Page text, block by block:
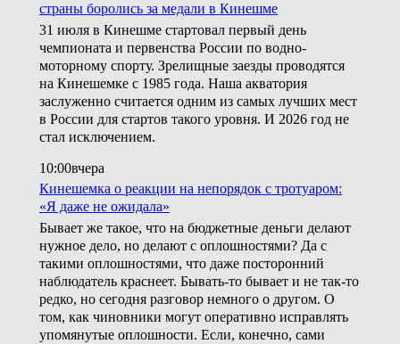
страны боролись за медали в Кинешме
31 июля в Кинешме стартовал первый день
чемпионата и первенства России по водно-
моторному спорту. Зрелищные заезды проводятся
на Кинешемке с 1985 года. Наша акватория
заслуженно считается одним из самых лучших мест
в России для стартов такого уровня. И 2026 год не
стал исключением.
10:00вчера
Кинешемка о реакции на непорядок с тротуаром:
«Я даже не ожидала»
Бывает же такое, что на бюджетные деньги делают
нужное дело, но делают с оплошностями? Да с
такими оплошностями, что даже посторонний
наблюдатель краснеет. Бывать-то бывает и не так-то
редко, но сегодня разговор немного о другом. О
том, как чиновники могут оперативно исправлять
упомянутые оплошности. Если, конечно, сами